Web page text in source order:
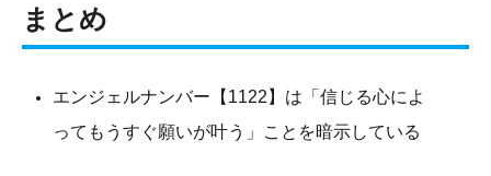
まとめ
エンジェルナンバー【1122】は「信じる心によ
ってもうすぐ願いが叶う」ことを暗示している